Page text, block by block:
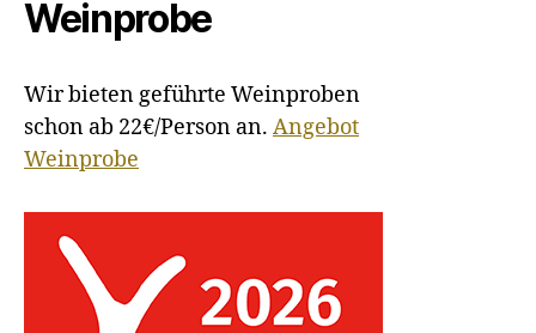
Weinprobe
Wir bieten geführte Weinproben
schon ab 22€/Person an. Angebot
Weinprobe